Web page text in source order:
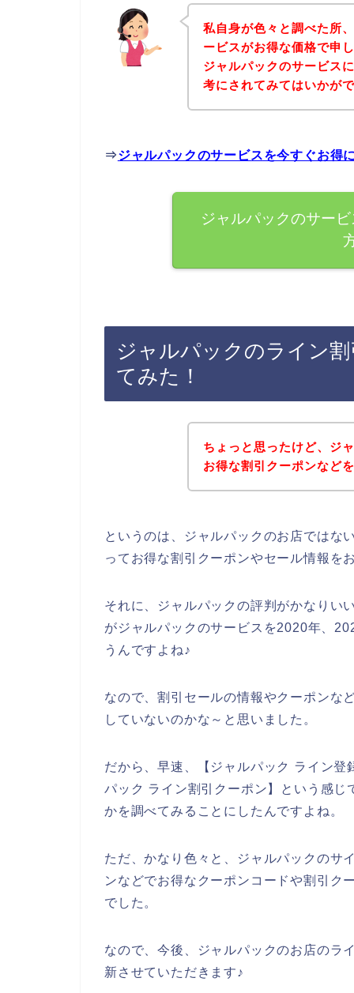
私自身が色々と調べた所
ービスがお得な価格で申
ジャルパックのサービス
考にされてみてはいかが
⇒ジャルパックのサービスを今すぐお得
ジャルパックのサー
ジャルパックのライン
てみた！
ちょっと思ったけど、ジ
お得な割引クーポンなど
というのは、ジャルパックのお店ではな
ってお得な割引クーポンやセール情報を
それに、ジャルパックの評判がかなりい
がジャルパックのサービスを2020年、
うんですよね♪
なので、割引セールの情報やクーポンな
していないのかな～と思いました。
だから、早速、【ジャルパック ライン
パック ライン割引クーポン】という感じ
かを調べてみることにしたんですよね。
ただ、かなり色々と、ジャルパックのサ
ンなどでお得なクーポンコードや割引ク
でした。
なので、今後、ジャルパックのお店のラ
新させていただきます♪